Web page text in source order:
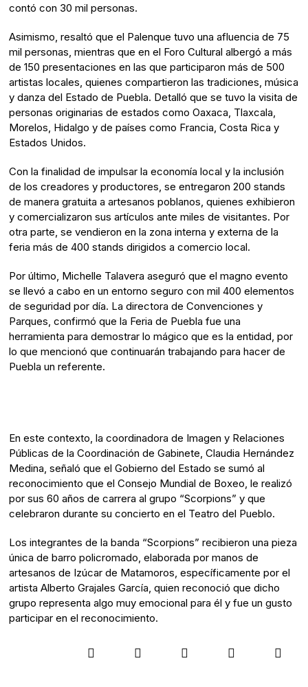
contó con 30 mil personas.
Asimismo, resaltó que el Palenque tuvo una afluencia de 75
mil personas, mientras que en el Foro Cultural albergó a más
de 150 presentaciones en las que participaron más de 500
artistas locales, quienes compartieron las tradiciones, música
y danza del Estado de Puebla. Detalló que se tuvo la visita de
personas originarias de estados como Oaxaca, Tlaxcala,
Morelos, Hidalgo y de países como Francia, Costa Rica y
Estados Unidos.
Con la finalidad de impulsar la economía local y la inclusión
de los creadores y productores, se entregaron 200 stands
de manera gratuita a artesanos poblanos, quienes exhibieron
y comercializaron sus artículos ante miles de visitantes. Por
otra parte, se vendieron en la zona interna y externa de la
feria más de 400 stands dirigidos a comercio local.
Por último, Michelle Talavera aseguró que el magno evento
se llevó a cabo en un entorno seguro con mil 400 elementos
de seguridad por día. La directora de Convenciones y
Parques, confirmó que la Feria de Puebla fue una
herramienta para demostrar lo mágico que es la entidad, por
lo que mencionó que continuarán trabajando para hacer de
Puebla un referente.
En este contexto, la coordinadora de Imagen y Relaciones
Públicas de la Coordinación de Gabinete, Claudia Hernández
Medina, señaló que el Gobierno del Estado se sumó al
reconocimiento que el Consejo Mundial de Boxeo, le realizó
por sus 60 años de carrera al grupo “Scorpions” y que
celebraron durante su concierto en el Teatro del Pueblo.
Los integrantes de la banda “Scorpions” recibieron una pieza
única de barro policromado, elaborada por manos de
artesanos de Izúcar de Matamoros, específicamente por el
artista Alberto Grajales García, quien reconoció que dicho
grupo representa algo muy emocional para él y fue un gusto
participar en el reconocimiento.